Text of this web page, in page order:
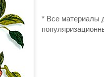
* Все материалы